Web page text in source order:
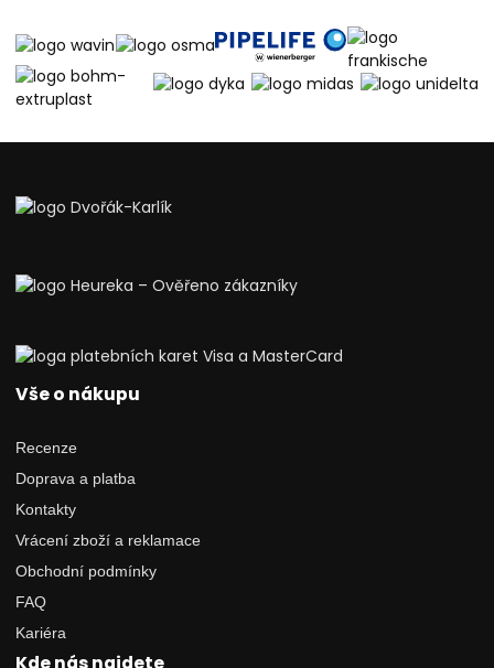
Vše o nákupu
Recenze
Doprava a platba
Kontakty
Vrácení zboží a reklamace
Obchodní podmínky
FAQ
Kariéra
Kde nás najdete